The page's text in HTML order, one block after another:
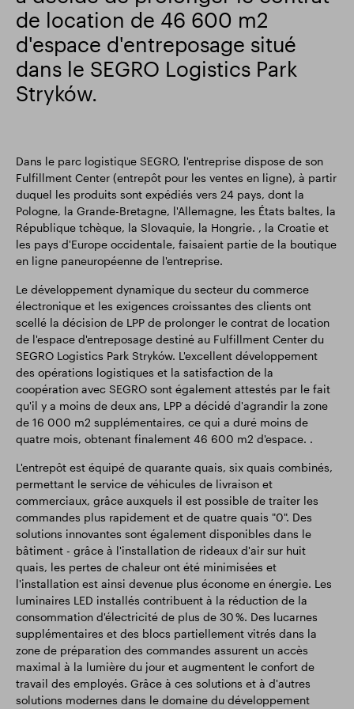
de location de 46 600 m2
d'espace d'entreposage situé
dans le SEGRO Logistics Park
Stryków.
Dans le parc logistique SEGRO, l'entreprise dispose de son
Fulfillment Center (entrepôt pour les ventes en ligne), à partir
duquel les produits sont expédiés vers 24 pays, dont la
Pologne, la Grande-Bretagne, l'Allemagne, les États baltes, la
République tchèque, la Slovaquie, la Hongrie. , la Croatie et
les pays d'Europe occidentale, faisaient partie de la boutique
en ligne paneuropéenne de l'entreprise.
Le développement dynamique du secteur du commerce
électronique et les exigences croissantes des clients ont
scellé la décision de LPP de prolonger le contrat de location
de l'espace d'entreposage destiné au Fulfillment Center du
SEGRO Logistics Park Stryków. L'excellent développement
des opérations logistiques et la satisfaction de la
coopération avec SEGRO sont également attestés par le fait
qu'il y a moins de deux ans, LPP a décidé d'agrandir la zone
de 16 000 m2 supplémentaires, ce qui a duré moins de
quatre mois, obtenant finalement 46 600 m2 d'espace. .
L'entrepôt est équipé de quarante quais, six quais combinés,
permettant le service de véhicules de livraison et
commerciaux, grâce auxquels il est possible de traiter les
commandes plus rapidement et de quatre quais "0". Des
solutions innovantes sont également disponibles dans le
bâtiment - grâce à l'installation de rideaux d'air sur huit
quais, les pertes de chaleur ont été minimisées et
l'installation est ainsi devenue plus économe en énergie. Les
luminaires LED installés contribuent à la réduction de la
consommation d'électricité de plus de 30 %. Des lucarnes
supplémentaires et des blocs partiellement vitrés dans la
zone de préparation des commandes assurent un accès
maximal à la lumière du jour et augmentent le confort de
travail des employés. Grâce à ces solutions et à d'autres
solutions modernes dans le domaine du développement